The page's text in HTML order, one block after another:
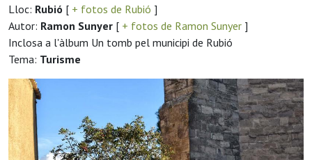
Lloc: Rubió [ + fotos de Rubió ]
Autor: Ramon Sunyer [ + fotos de Ramon Sunyer ]
Inclosa a l'àlbum Un tomb pel municipi de Rubió
Tema: Turisme